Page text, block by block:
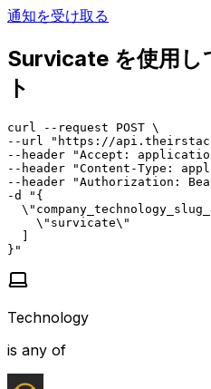
通知を受け取る
Survicate を使用し
ト
curl --request POST \
--url "https://
--header "Accept:
--header "Content-Type:
--header "Authorization:
-d "{
    \"survicate\"
  ]
}"
Technology
is any of